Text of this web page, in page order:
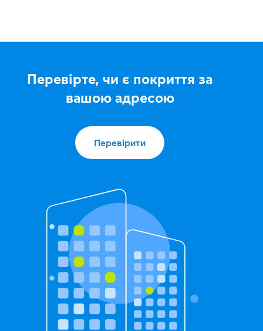
Перевірте, чи є покриття за
вашою адресою
Перевірити